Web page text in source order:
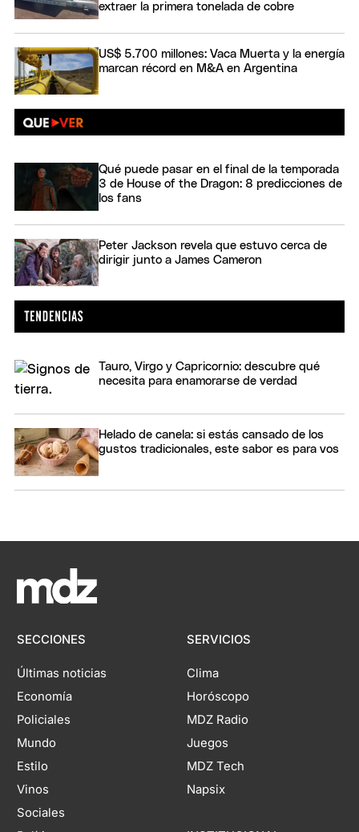
extraer la primera tonelada de cobre
US$ 5.700 millones: Vaca Muerta y la energía
marcan récord en M&A en Argentina
Qué puede pasar en el final de la temporada
3 de House of the Dragon: 8 predicciones de
los fans
Peter Jackson revela que estuvo cerca de
dirigir junto a James Cameron
Tauro, Virgo y Capricornio: descubre qué
necesita para enamorarse de verdad
Helado de canela: si estás cansado de los
gustos tradicionales, este sabor es para vos
SECCIONES
Últimas noticias
Economía
Policiales
Mundo
Estilo
Vinos
Sociales
SERVICIOS
Clima
Horóscopo
MDZ Radio
Juegos
MDZ Tech
Napsix